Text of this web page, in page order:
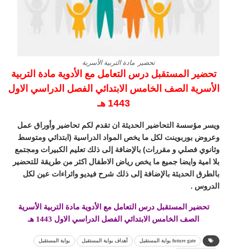
تحضير مادة التربية الأسرية
تحضير المستقبل درس التعامل مع الأدوية مادة التربية
الأسرية الصف الخامس الابتدائي الفصل الدراسي الاول
1443 هـ
ويسر مؤسسة التحاضير الحديثة ان تقدم لكم تحاضير وأوراق عمل
وعروض بوربوينت لكل ما يخص المواد الدراسية (ابتدائي ومتوسط
وثانوي فصلي و مقررات) بالإضافة إلى ذلك تعليم الكبيرات ومجتمع
بلا امية وايضا جميع ما يخص رياض الاطفال اكثر من طريقة للتحضير
بالطرق الحديثة بالإضافة إلى ذلك شرح فيديو واثراءات عين لكل
الدروس .
تحضير المستقبل درس التعامل مع الأدوية مادة التربية الأسرية
الصف الخامس الابتدائي الفصل الدراسي الاول 1443 هـ
future gate بوابة المستقبل أهداف بوابة المستقبل بوابة المستقبل